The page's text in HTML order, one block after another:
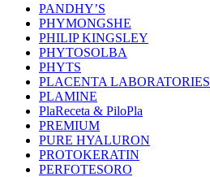
PANDHY’S
PHYMONGSHE
PHILIP KINGSLEY
PHYTOSOLBA
PHYTS
PLACENTA LABORATORIES
PLAMINE
PlaReceta & PiloPla
PREMIUM
PURE HYALURON
PROTOKERATIN
PERFOTESORO